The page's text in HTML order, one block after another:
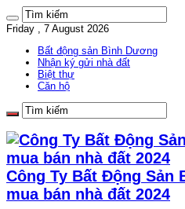
Friday , 7 August 2026
Bất động sản Bình Dương
Nhận ký gửi nhà đất
Biệt thự
Căn hộ
Công Ty Bất Động Sản
mua bán nhà đất 2024